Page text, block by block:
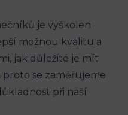
je vyškolen
možnou kvalitu a
jak důležité je mít
se zaměřujeme
při naší